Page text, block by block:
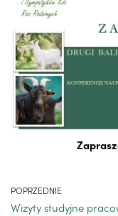
POPRZEDNIE
Wizyty studyjne